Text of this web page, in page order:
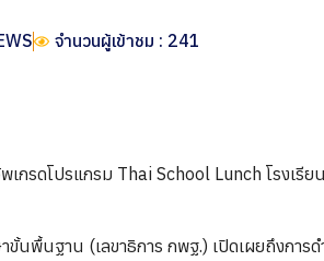
จำนวนผู้เข้าชม : 241
รดโปรแกรม Thai School Lunch โรงเรี
นพื้นฐาน (เลขาธิการ กพฐ.) เปิดเผยถึงกา